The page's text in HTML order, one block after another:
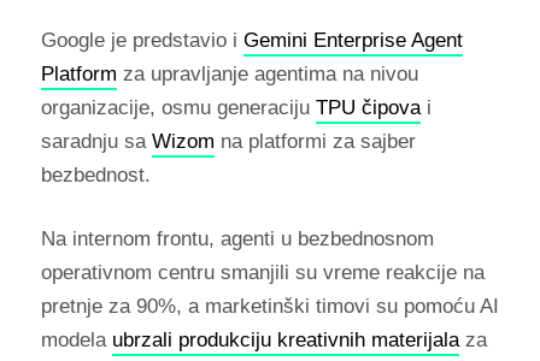
Google je predstavio i Gemini Enterprise Agent
Platform za upravljanje agentima na nivou
organizacije, osmu generaciju TPU čipovai
saradnju sa Wizom na platformi za sajber
bezbednost.
Na internom frontu, agenti u bezbednosnom
operativnom centru smanjili su vreme reakcije na
pretnje za 90%, a marketinški timovi su pomoću AI
modela ubrzali produkciju kreativnih materijalaza